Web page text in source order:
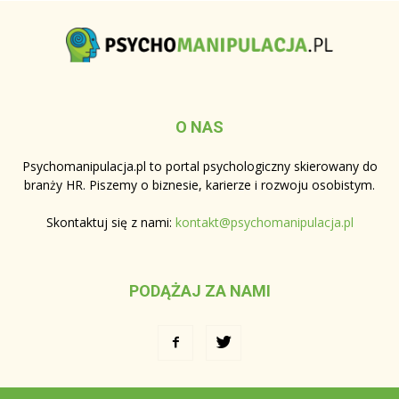
O NAS
Psychomanipulacja.pl to portal psychologiczny skierowany do
branży HR. Piszemy o biznesie, karierze i rozwoju osobistym.
Skontaktuj się z nami: kontakt@psychomanipulacja.pl
PODĄŻAJ ZA NAMI